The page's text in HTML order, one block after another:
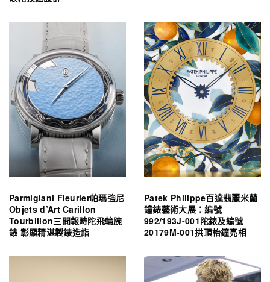
Parmigiani Fleurier帕瑪強尼
Objets d’Art Carillon
Tourbillon三問報時陀飛輪腕
錶 彰顯精湛製錶造詣
Patek Philippe百達翡麗米蘭
鐘錶藝術大展：編號
992/193J-001陀錶及編號
20179M-001拱頂枱鐘亮相